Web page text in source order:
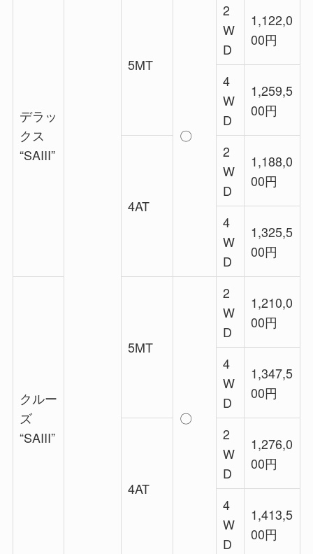
デラッ
クス
“SAIII”
5MT
〇
2
W
D
1,122,0
00円
4
W
D
1,259,5
00円
4AT
2
W
D
1,188,0
00円
4
W
D
1,325,5
00円
クルー
ズ
“SAIII”
5MT
〇
2
W
D
1,210,0
00円
4
W
D
1,347,5
00円
4AT
2
W
D
1,276,0
00円
4
W
D
1,413,5
00円